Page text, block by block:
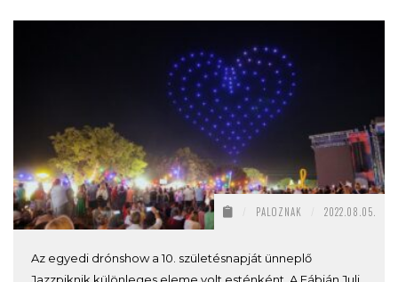
PALOZNAK 2022.08.05.
Az egyedi drónshow a 10. születésnapját ünneplő